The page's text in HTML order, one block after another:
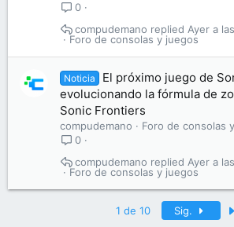
0
Foro de consolas y juegos
Ayer a
compudemano
Noticia
El próximo juego de
evolucionando la fórmula de
Sonic Frontiers
compudemano
Foro de consolas
0
Foro de consolas y juegos
Ayer a
compudemano
1 de 10 Sig.